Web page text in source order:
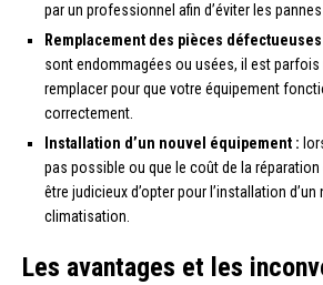
par un professionnel afin d’éviter les
Remplacement des pièces défectueuses
sont endommagées ou usées, il est parfois
remplacer pour que votre équipement
correctement.
Installation d’un nouvel équipement :
pas possible ou que le coût de la
être judicieux d’opter pour l’installation
climatisation.
Les avantages et les